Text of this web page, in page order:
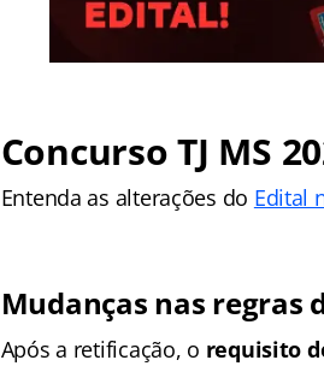
Concurso TJ MS
Entenda as alterações do Edital
Mudanças nas regras
Após a retificação, o requisito